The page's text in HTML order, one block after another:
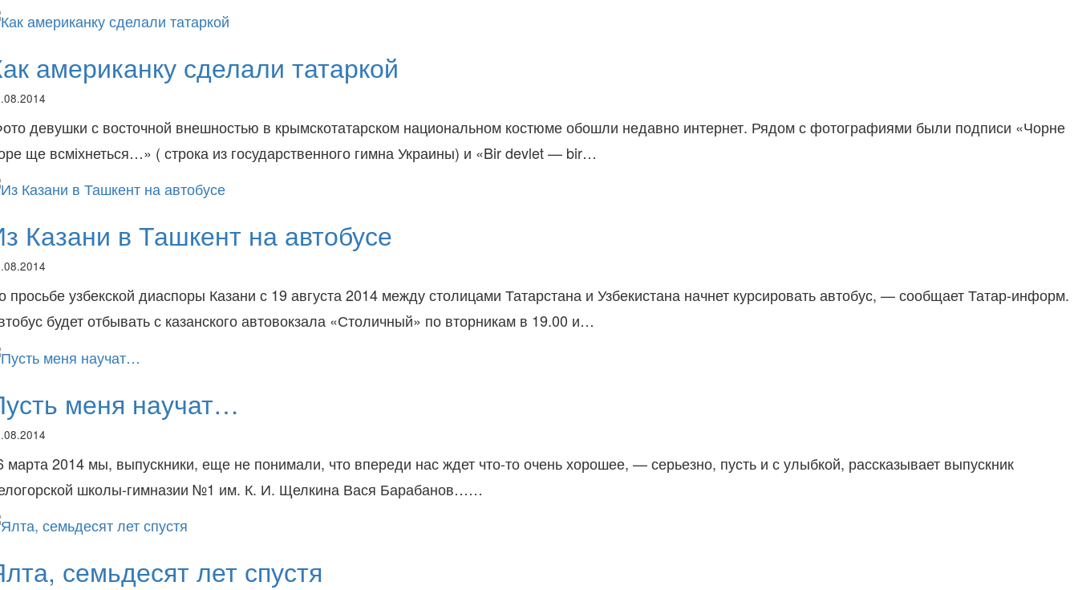
американку сделали татаркой
девушки с восточной внешностью в крымскотатарском национальном костюме обошли недавно интернет. Рядом с фотографиями были подписи «Чорне
ще всміхнеться…» ( строка из государственного гимна Украины) и «Bir devlet — bir…
Казани в Ташкент на автобусе
просьбе узбекской диаспоры Казани с 19 августа 2014 между столицами Татарстана и Узбекистана начнет курсировать автобус, — сообщает Татар-информ.
будет отбывать с казанского автовокзала «Столичный» по вторникам в 19.00 и…
меня научат…
марта 2014 мы, выпускники, еще не понимали, что впереди нас ждет что-то очень хорошее, — серьезно, пусть и с улыбкой, рассказывает выпускник
школы-гимназии №1 им. К. И. Щелкина Вася Барабанов……
семьдесят лет спустя